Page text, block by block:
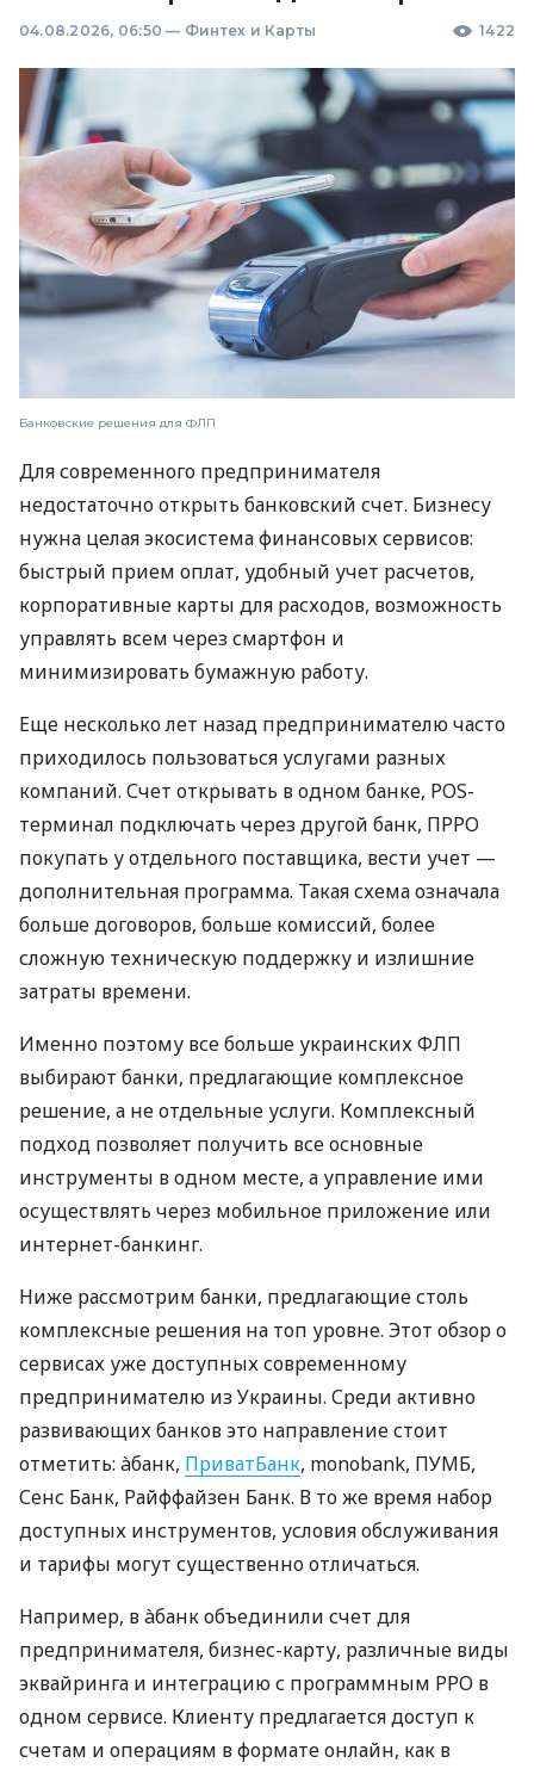
04.08.2026, 06:50 — Финтех и Карты 1422
Банковские решения для ФЛП
Для современного предпринимателя
недостаточно открыть банковский счет. Бизнесу
нужна целая экосистема финансовых сервисов:
быстрый прием оплат, удобный учет расчетов,
корпоративные карты для расходов, возможность
управлять всем через смартфон и
минимизировать бумажную работу.
Еще несколько лет назад предпринимателю часто
приходилось пользоваться услугами разных
компаний. Счет открывать в одном банке, POS-
терминал подключать через другой банк, ПРРО
покупать у отдельного поставщика, вести учет —
дополнительная программа. Такая схема означала
больше договоров, больше комиссий, более
сложную техническую поддержку и излишние
затраты времени.
Именно поэтому все больше украинских ФЛП
выбирают банки, предлагающие комплексное
решение, а не отдельные услуги. Комплексный
подход позволяет получить все основные
инструменты в одном месте, а управление ими
осуществлять через мобильное приложение или
интернет-банкинг.
Ниже рассмотрим банки, предлагающие столь
комплексные решения на топ уровне. Этот обзор о
сервисах уже доступных современному
предпринимателю из Украины. Среди активно
развивающих банков это направление стоит
отметить: àбанк, ПриватБанк, monobank, ПУМБ,
Сенс Банк, Райффайзен Банк. В то же время набор
доступных инструментов, условия обслуживания
и тарифы могут существенно отличаться.
Например, в àбанк объединили счет для
предпринимателя, бизнес-карту, различные виды
эквайринга и интеграцию с программным РРО в
одном сервисе. Клиенту предлагается доступ к
счетам и операциям в формате онлайн, как в